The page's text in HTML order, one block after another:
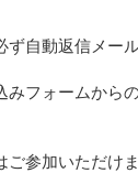
自動返信メー
フォームから
ご参加いただけ